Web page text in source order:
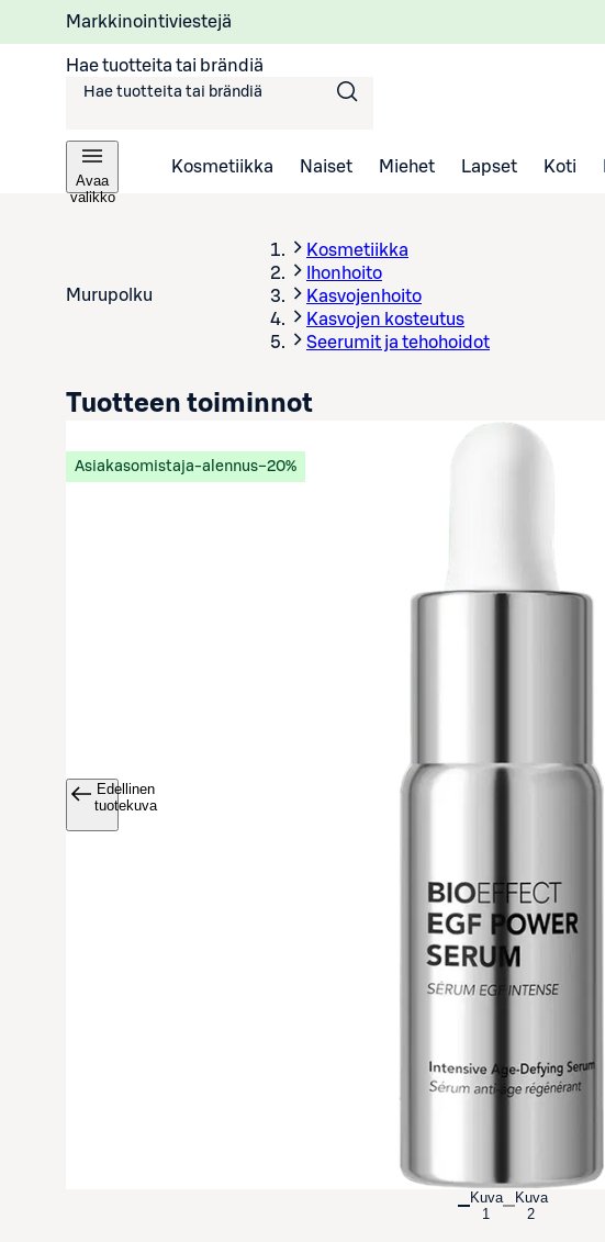
Markkinointiviestejä
Hae tuotteita tai brändiä
Avaa
valikko
Kosmetiikka Naiset Miehet Lapset Koti
Murupolku
Kosmetiikka
Ihonhoito
Kasvojenhoito
Kasvojen kosteutus
Seerumit ja tehohoidot
Asiakasomistaja-alennus−20%
Edellinen
tuotekuva
Kuva
1
Kuva
2
Tuotteen toiminnot